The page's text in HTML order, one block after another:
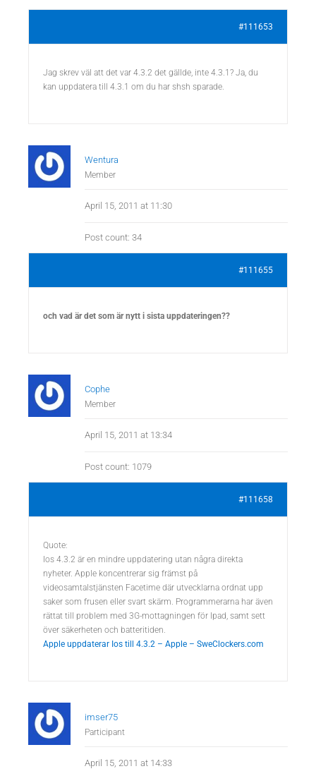
#111653
Jag skrev väl att det var 4.3.2 det gällde, inte 4.3.1? Ja, du
kan uppdatera till 4.3.1 om du har shsh sparade.
Wentura
Member
April 15, 2011 at 11:30
Post count: 34
#111655
och vad är det som är nytt i sista uppdateringen??
Cophe
Member
April 15, 2011 at 13:34
Post count: 1079
#111658
Quote:
Ios 4.3.2 är en mindre uppdatering utan några direkta
nyheter. Apple koncentrerar sig främst på
videosamtalstjänsten Facetime där utvecklarna ordnat upp
saker som frusen eller svart skärm. Programmerarna har även
rättat till problem med 3G-mottagningen för Ipad, samt sett
över säkerheten och batteritiden.
Apple uppdaterar Ios till 4.3.2 – Apple – SweClockers.com
imser75
Participant
April 15, 2011 at 14:33